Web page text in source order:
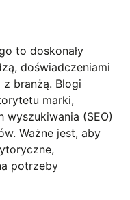
to doskonały
doświadczeniami
branżą. Blogi
marki,
(SEO)
Ważne jest, aby
potrzeby